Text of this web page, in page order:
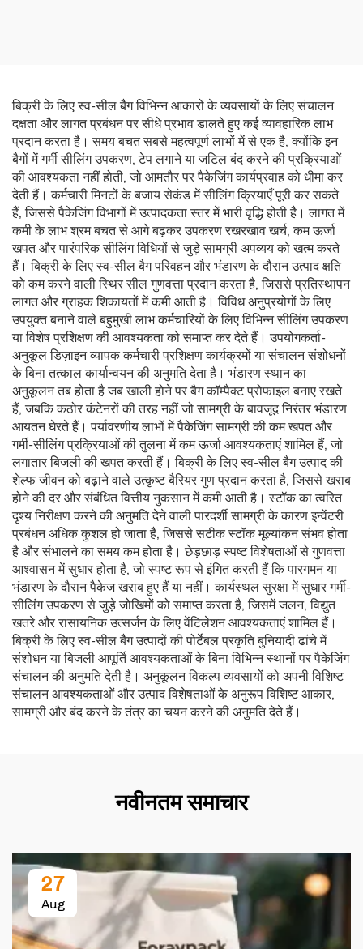
बिक्री के लिए स्व-सील बैग विभिन्न आकारों के व्यवसायों के लिए संचालन
दक्षता और लागत प्रबंधन पर सीधे प्रभाव डालते हुए कई व्यावहारिक लाभ
प्रदान करता है। समय बचत सबसे महत्वपूर्ण लाभों में से एक है, क्योंकि इन
बैगों में गर्मी सीलिंग उपकरण, टेप लगाने या जटिल बंद करने की प्रक्रियाओं
की आवश्यकता नहीं होती, जो आमतौर पर पैकेजिंग कार्यप्रवाह को धीमा कर
देती हैं। कर्मचारी मिनटों के बजाय सेकंड में सीलिंग क्रियाएँ पूरी कर सकते
हैं, जिससे पैकेजिंग विभागों में उत्पादकता स्तर में भारी वृद्धि होती है। लागत में
कमी के लाभ श्रम बचत से आगे बढ़कर उपकरण रखरखाव खर्च, कम ऊर्जा
खपत और पारंपरिक सीलिंग विधियों से जुड़े सामग्री अपव्यय को खत्म करते
हैं। बिक्री के लिए स्व-सील बैग परिवहन और भंडारण के दौरान उत्पाद क्षति
को कम करने वाली स्थिर सील गुणवत्ता प्रदान करता है, जिससे प्रतिस्थापन
लागत और ग्राहक शिकायतों में कमी आती है। विविध अनुप्रयोगों के लिए
उपयुक्त बनाने वाले बहुमुखी लाभ कर्मचारियों के लिए विभिन्न सीलिंग उपकरण
या विशेष प्रशिक्षण की आवश्यकता को समाप्त कर देते हैं। उपयोगकर्ता-
अनुकूल डिज़ाइन व्यापक कर्मचारी प्रशिक्षण कार्यक्रमों या संचालन संशोधनों
के बिना तत्काल कार्यान्वयन की अनुमति देता है। भंडारण स्थान का
अनुकूलन तब होता है जब खाली होने पर बैग कॉम्पैक्ट प्रोफाइल बनाए रखते
हैं, जबकि कठोर कंटेनरों की तरह नहीं जो सामग्री के बावजूद निरंतर भंडारण
आयतन घेरते हैं। पर्यावरणीय लाभों में पैकेजिंग सामग्री की कम खपत और
गर्मी-सीलिंग प्रक्रियाओं की तुलना में कम ऊर्जा आवश्यकताएं शामिल हैं, जो
लगातार बिजली की खपत करती हैं। बिक्री के लिए स्व-सील बैग उत्पाद की
शेल्फ जीवन को बढ़ाने वाले उत्कृष्ट बैरियर गुण प्रदान करता है, जिससे खराब
होने की दर और संबंधित वित्तीय नुकसान में कमी आती है। स्टॉक का त्वरित
दृश्य निरीक्षण करने की अनुमति देने वाली पारदर्शी सामग्री के कारण इन्वेंटरी
प्रबंधन अधिक कुशल हो जाता है, जिससे सटीक स्टॉक मूल्यांकन संभव होता
है और संभालने का समय कम होता है। छेड़छाड़ स्पष्ट विशेषताओं से गुणवत्ता
आश्वासन में सुधार होता है, जो स्पष्ट रूप से इंगित करती हैं कि पारगमन या
भंडारण के दौरान पैकेज खराब हुए हैं या नहीं। कार्यस्थल सुरक्षा में सुधार गर्मी-
सीलिंग उपकरण से जुड़े जोखिमों को समाप्त करता है, जिसमें जलन, विद्युत
खतरे और रासायनिक उत्सर्जन के लिए वेंटिलेशन आवश्यकताएं शामिल हैं।
बिक्री के लिए स्व-सील बैग उत्पादों की पोर्टेबल प्रकृति बुनियादी ढांचे में
संशोधन या बिजली आपूर्ति आवश्यकताओं के बिना विभिन्न स्थानों पर पैकेजिंग
संचालन की अनुमति देती है। अनुकूलन विकल्प व्यवसायों को अपनी विशिष्ट
संचालन आवश्यकताओं और उत्पाद विशेषताओं के अनुरूप विशिष्ट आकार,
सामग्री और बंद करने के तंत्र का चयन करने की अनुमति देते हैं।
नवीनतम समाचार
27
Aug